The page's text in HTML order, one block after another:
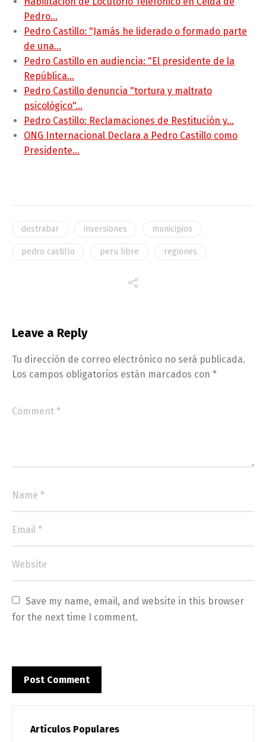
Pedro…
Pedro Castillo: "Jamás he liderado o formado parte
de una…
Pedro Castillo en audiencia: "El presidente de la
República…
Pedro Castillo denuncia "tortura y maltrato
psicológico"…
Pedro Castillo: Reclamaciones de Restitución y…
ONG Internacional Declara a Pedro Castillo como
Presidente…
destrabar inversiones municipios
pedro castillo peru libre regiones
Leave a Reply
Tu dirección de correo electrónico no será publicada.
Los campos obligatorios están marcados con *
Save my name, email, and website in this browser
for the next time I comment.
Artículos Populares